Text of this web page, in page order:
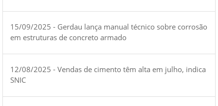
15/09/2025 - Gerdau lança manual técnico sobre corrosão
em estruturas de concreto armado
12/08/2025 - Vendas de cimento têm alta em julho, indica
SNIC